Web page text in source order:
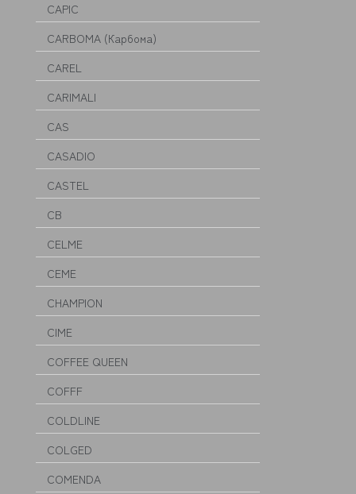
CAPIC
CARBOMA (Карбома)
CAREL
CARIMALI
CAS
CASADIO
CASTEL
CB
CELME
CEME
CHAMPION
CIME
COFFEE QUEEN
COFFF
COLDLINE
COLGED
COMENDA